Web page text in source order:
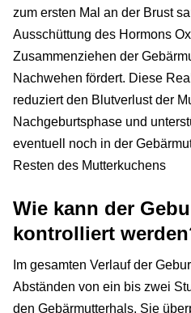
zum ersten Mal an der Brust
Ausschüttung des Hormons
Zusammenziehen der
Nachwehen fördert. Diese
reduziert den Blutverlust der
Nachgeburtsphase und
eventuell noch in der
Resten des Mutterkuchens
Wie kann der
kontrolliert
Im gesamten Verlauf der
Abständen von ein bis zwei
den Gebärmutterhals. Sie